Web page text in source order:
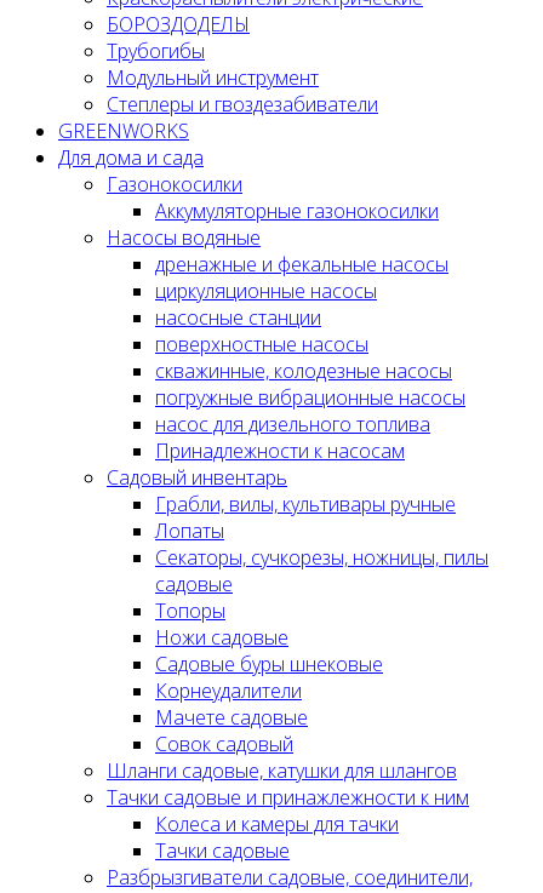
БОРОЗДОДЕЛЫ
Трубогибы
Модульный инструмент
Степлеры и гвоздезабиватели
GREENWORKS
Для дома и сада
Газонокосилки
Аккумуляторные газонокосилки
Насосы водяные
дренажные и фекальные насосы
циркуляционные насосы
насосные станции
поверхностные насосы
скважинные, колодезные насосы
погружные вибрационные насосы
насос для дизельного топлива
Принадлежности к насосам
Садовый инвентарь
Грабли, вилы, культивары ручные
Лопаты
Секаторы, сучкорезы, ножницы, пилы
садовые
Топоры
Ножи садовые
Садовые буры шнековые
Корнеудалители
Мачете садовые
Совок садовый
Шланги садовые, катушки для шлангов
Тачки садовые и принажлежности к ним
Колеса и камеры для тачки
Тачки садовые
Разбрызгиватели садовые, соединители,